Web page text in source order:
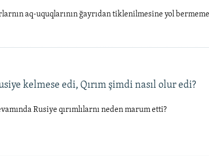
aq-uquqlarının ğayrıdan tiklenilmesine yol
kelmese edi, Qırım şimdi nasıl olur edi?
Rusiye qırımlılarnı neden marum etti?